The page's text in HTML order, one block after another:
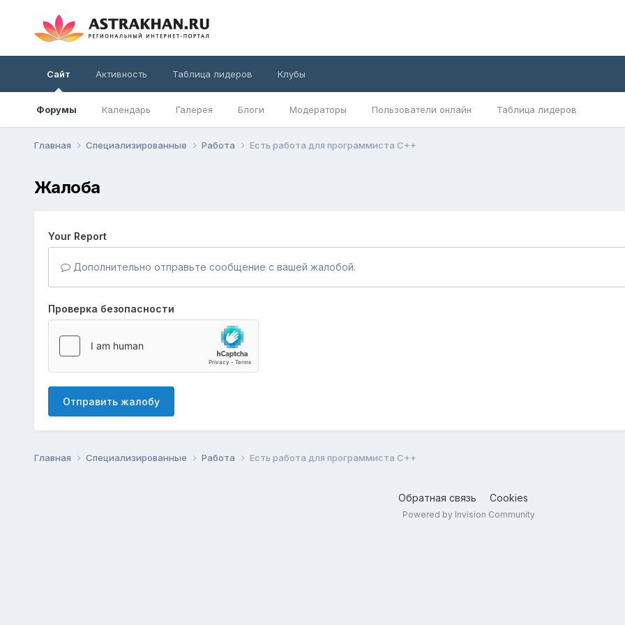
Сайт
Форумы Календарь Галерея Блоги Модераторы Пользователи онлайн Таблица лидеров
Активность Таблица лидеров Клубы
Главная Специализированные Работа Есть работа для программиста C++
Жалоба
Your Report
Дополнительно отправьте сообщение с вашей жалобой.
Проверка безопасности
Отправить жалобу
Главная Специализированные Работа Есть работа для программиста C++
Обратная связь Cookies
Powered by Invision Community